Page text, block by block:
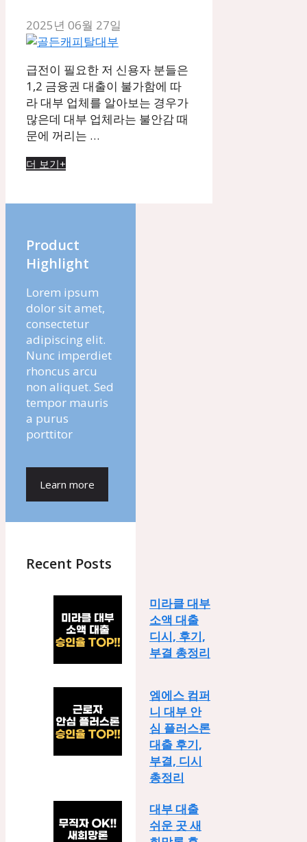
2025년 06월 27일
급전이 필요한 저 신용자 분들은
1,2 금융권 대출이 불가함에 따
라 대부 업체를 알아보는 경우가
많은데 대부 업체라는 불안감 때
문에 꺼리는 …
더 보기+
Product
Highlight
Lorem ipsum
dolor sit amet,
consectetur
adipiscing elit.
Nunc imperdiet
rhoncus arcu
non aliquet. Sed
tempor mauris
a purus
porttitor
Learn more
Recent Posts
미라클 대부
소액 대출
디시, 후기,
부결 총정리
엠에스 컴퍼
니 대부 안
심 플러스론
대출 후기,
부결, 디시
총정리
대부 대출
쉬운 곳 새